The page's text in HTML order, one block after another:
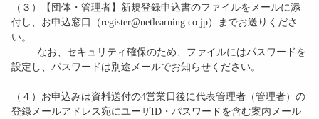
（３）【団体・管理者】新規登録申込書のファイルをメールに添
付し、お申込窓口（register@netlearning.co.jp）までお送りくださ
い。
なお、セキュリティ確保のため、ファイルにはパスワードを
設定し、パスワードは別途メールでお知らせください。
（４）お申込みは資料送付の4営業日後に代表管理者（管理者）の
登録メールアドレス宛にユーザID・パスワードを含む案内メール